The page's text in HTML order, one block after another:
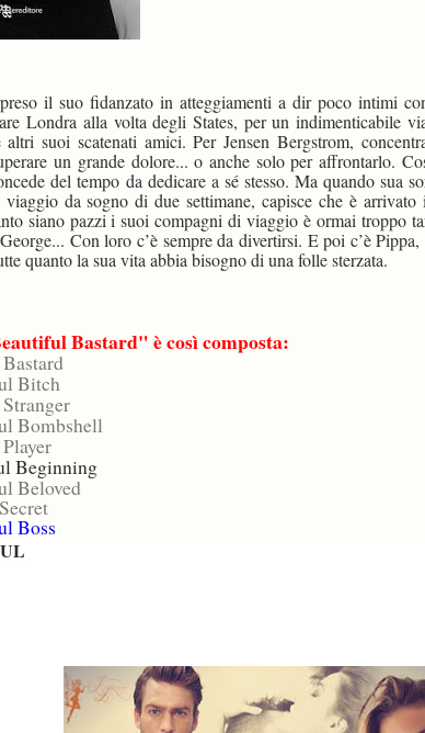
il suo fidanzato in atteggiamenti a dir poco intimi
Londra alla volta degli States, per un indimenticabile
suoi scatenati amici. Per Jensen Bergstrom,
un grande dolore... o anche solo per affrontarlo.
del tempo da dedicare a sé stesso. Ma quando sua
da sogno di due settimane, capisce che è
siano pazzi i suoi compagni di viaggio è ormai troppo
Con loro c’è sempre da divertirsi. E poi c’è
quanto la sua vita abbia bisogno di una folle sterzata.
Bastard" è così composta:
Bitch
Bombshell
Beginning
Beloved
Boss